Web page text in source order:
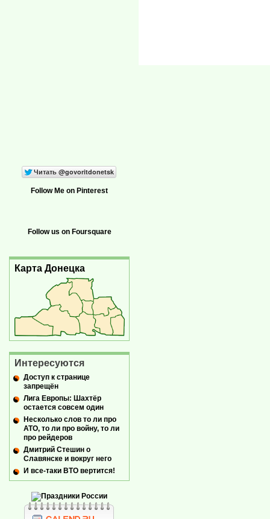
Follow Me on Pinterest
Follow us on Foursquare
Карта Донецка
Интересуются
Доступ к странице
запрещён
Лига Европы: Шахтёр
остается совсем один
Несколько слов то ли про
АТО, то ли про войну, то ли
про рейдеров
Дмитрий Стешин о
Славянске и вокруг него
И все-таки ВТО вертится!